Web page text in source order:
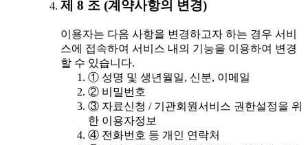
제 8 조 (계약사항의 변경)
이용자는 다음 사항을 변경하고자 하는 경우 서비
스에 접속하여 서비스 내의 기능을 이용하여 변경
할 수 있습니다.
① 성명 및 생년월일, 신분, 이메일
② 비밀번호
③ 자료신청 / 기관회원서비스 권한설정을 위
한 이용자정보
④ 전화번호 등 개인 연락처